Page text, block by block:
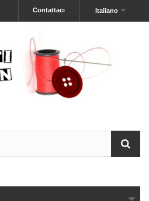
Italiano
Contattaci